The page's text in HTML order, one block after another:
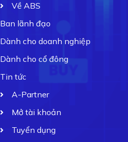
Về ABS
Ban lãnh đạo
Dành cho doanh nghiệp
Dành cho cổ đông
Tin tức
A-Partner
Mở tài khoản
Tuyển dụng